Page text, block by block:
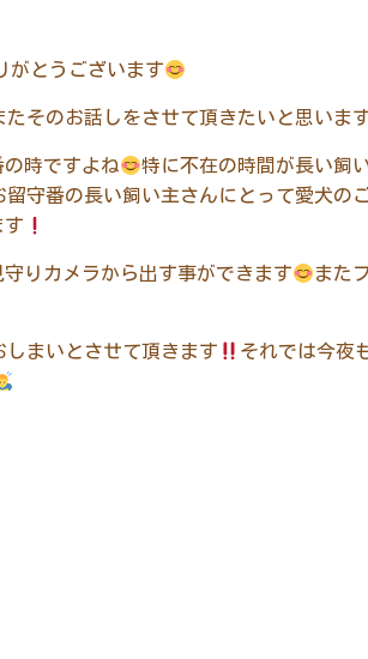
がとうございます
たそのお話しをさせて頂きたいと思いま
時ですよね
特に不在の時間が長い飼
留守番の長い飼い主さんにとって愛犬の
す
りカメラから出す事ができます
また
まいとさせて頂きます
それでは今夜